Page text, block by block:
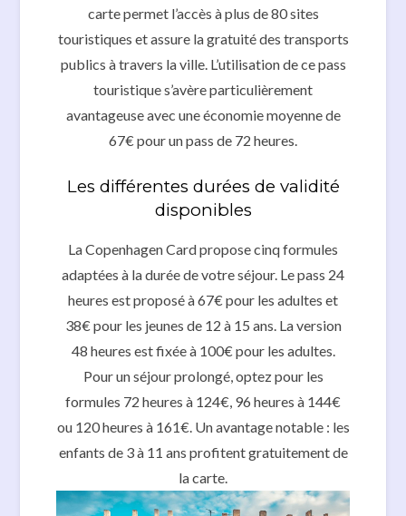
carte permet l’accès à plus de 80 sites
touristiques et assure la gratuité des transports
publics à travers la ville. L’utilisation de ce pass
touristique s’avère particulièrement
avantageuse avec une économie moyenne de
67€ pour un pass de 72 heures.
Les différentes durées de validité
disponibles
La Copenhagen Card propose cinq formules
adaptées à la durée de votre séjour. Le pass 24
heures est proposé à 67€ pour les adultes et
38€ pour les jeunes de 12 à 15 ans. La version
48 heures est fixée à 100€ pour les adultes.
Pour un séjour prolongé, optez pour les
formules 72 heures à 124€, 96 heures à 144€
ou 120 heures à 161€. Un avantage notable : les
enfants de 3 à 11 ans profitent gratuitement de
la carte.